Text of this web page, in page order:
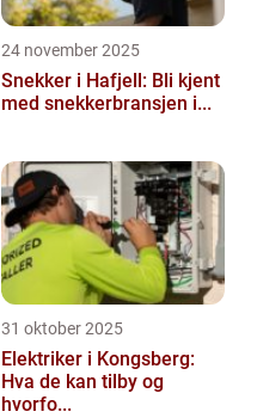
24 november 2025
Snekker i Hafjell: Bli kjent
med snekkerbransjen i...
31 oktober 2025
Elektriker i Kongsberg:
Hva de kan tilby og
hvorfo...